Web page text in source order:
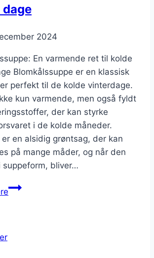
dage
2024
En varmende ret til kolde
Blomkålssuppe er en klassisk
perfekt til de kolde vinterdage.
kun varmende, men også fyldt
der kan styrke
i de kolde måneder.
er en alsidig grøntsag, der kan
på mange måder, og når den
suppeform, bliver…
Blomkålssuppe